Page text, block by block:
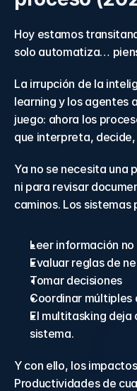
Hoy estamos
solo automatiza…
La irrupción de la
learning y los agentes
juego: ahora los
que interpreta,
Ya no se necesita una
ni para revisar
caminos. Los sistemas
Leer información
Evaluar reglas de
Tomar decisiones
Coordinar múltiples
El multitasking deja
sistema.
Y con ello, los
Productividades de